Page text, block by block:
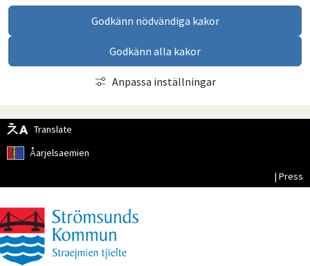
Godkänn nödvändiga kakor
Godkänn alla kakor
Anpassa inställningar
Translate
Åarjelsaemien
| Press